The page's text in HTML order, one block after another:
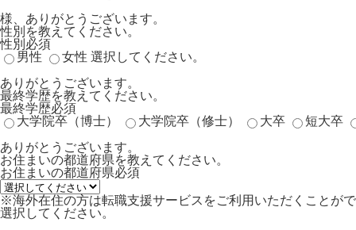
様、ありがとうございます。
性別を教えてください。
性別 必須
男性
女性 選択してください。
ありがとうございます。
最終学歴を教えてください。
最終学歴必須
大学院卒（博士）
大学院卒（修士） 大卒
短大卒
ありがとうございます。
お住まいの都道府県を教えてください。
お住まいの都道府県必須
※海外在住の方は転職支援サービスをご利用いただくことが
選択してください。